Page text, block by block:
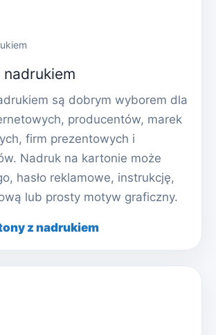
są dobrym wyborem dla
producentów, marek
firm prezentowych i
Nadruk na kartonie może
hasło reklamowe, instrukcję,
lub prosty motyw graficzny.
z nadrukiem